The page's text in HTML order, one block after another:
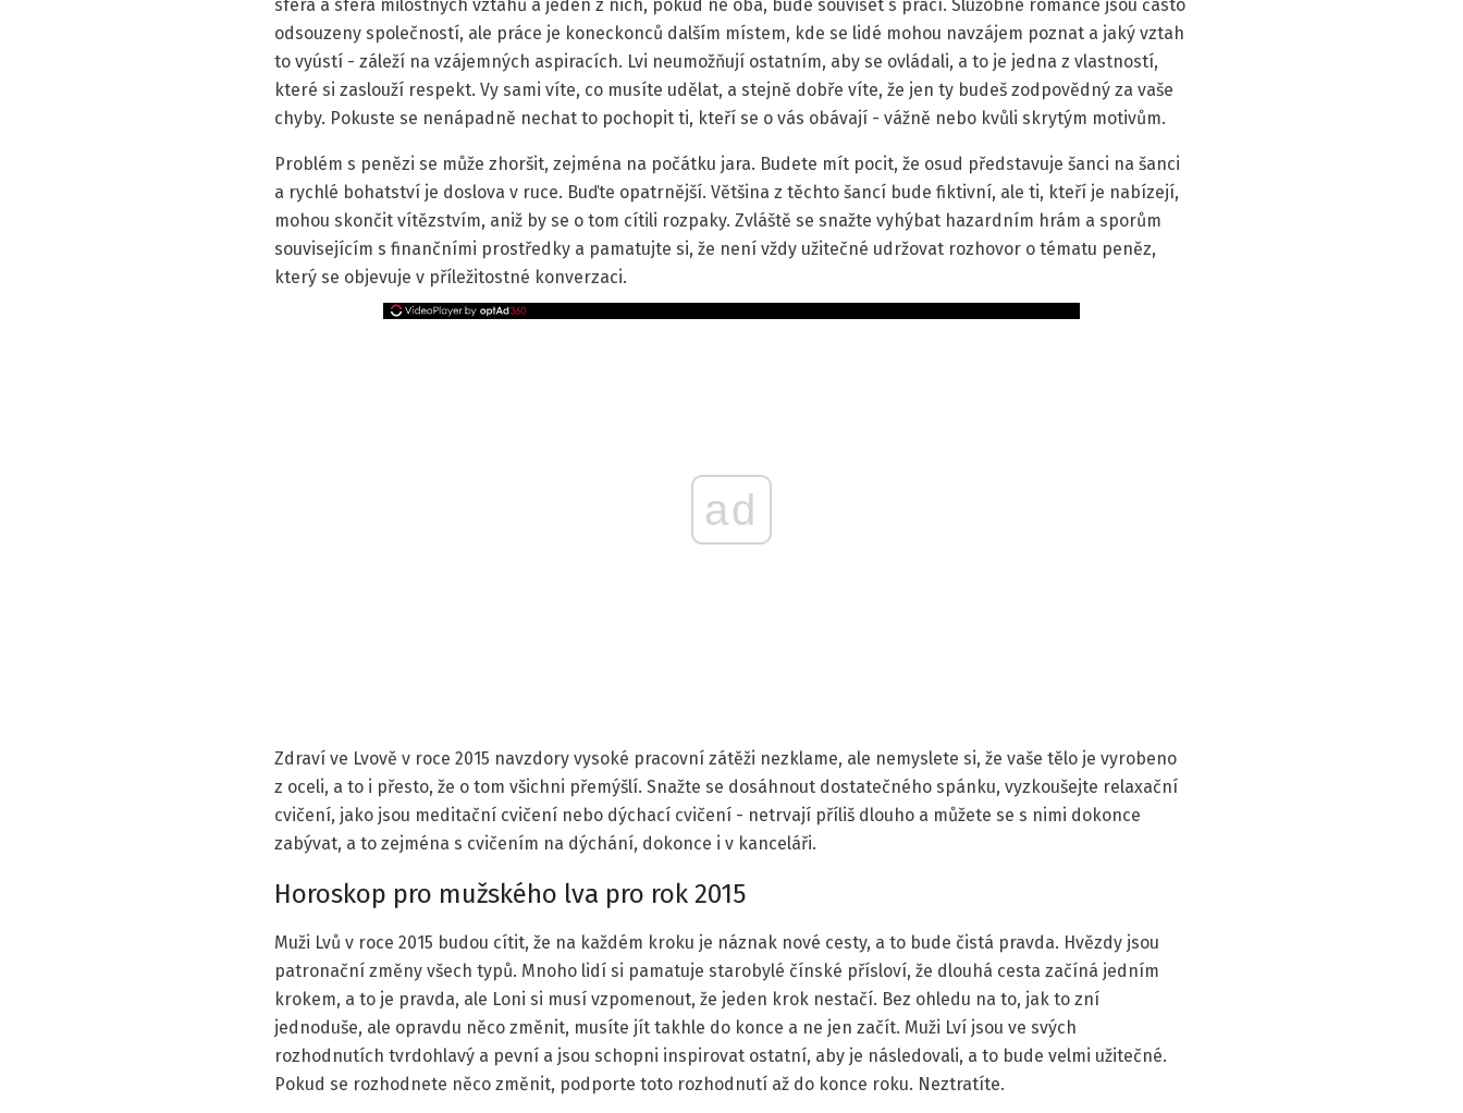
sféra a sféra milostných vztahů a jeden z nich, pokud ne oba, bude souviset s prací. Služobné romance jsou často
odsouzeny společností, ale práce je koneckonců dalším místem, kde se lidé mohou navzájem poznat a jaký vztah
to vyústí - záleží na vzájemných aspiracích. Lvi neumožňují ostatním, aby se ovládali, a to je jedna z vlastností,
které si zaslouží respekt. Vy sami víte, co musíte udělat, a stejně dobře víte, že jen ty budeš zodpovědný za vaše
chyby. Pokuste se nenápadně nechat to pochopit ti, kteří se o vás obávají - vážně nebo kvůli skrytým motivům.
Problém s penězi se může zhoršit, zejména na počátku jara. Budete mít pocit, že osud představuje šanci na šanci
a rychlé bohatství je doslova v ruce. Buďte opatrnější. Většina z těchto šancí bude fiktivní, ale ti, kteří je nabízejí,
mohou skončit vítězstvím, aniž by se o tom cítili rozpaky. Zvláště se snažte vyhýbat hazardním hrám a sporům
souvisejícím s finančními prostředky a pamatujte si, že není vždy užitečné udržovat rozhovor o tématu peněz,
který se objevuje v příležitostné konverzaci.
ad
Zdraví ve Lvově v roce 2015 navzdory vysoké pracovní zátěži nezklame, ale nemyslete si, že vaše tělo je vyrobeno
z oceli, a to i přesto, že o tom všichni přemýšlí. Snažte se dosáhnout dostatečného spánku, vyzkoušejte relaxační
cvičení, jako jsou meditační cvičení nebo dýchací cvičení - netrvají příliš dlouho a můžete se s nimi dokonce
zabývat, a to zejména s cvičením na dýchání, dokonce i v kanceláři.
Horoskop pro mužského lva pro rok 2015
Muži Lvů v roce 2015 budou cítit, že na každém kroku je náznak nové cesty, a to bude čistá pravda. Hvězdy jsou
patronační změny všech typů. Mnoho lidí si pamatuje starobylé čínské přísloví, že dlouhá cesta začíná jedním
krokem, a to je pravda, ale Loni si musí vzpomenout, že jeden krok nestačí. Bez ohledu na to, jak to zní
jednoduše, ale opravdu něco změnit, musíte jít takhle do konce a ne jen začít. Muži Lví jsou ve svých
rozhodnutích tvrdohlavý a pevní a jsou schopni inspirovat ostatní, aby je následovali, a to bude velmi užitečné.
Pokud se rozhodnete něco změnit, podporte toto rozhodnutí až do konce roku. Neztratíte.